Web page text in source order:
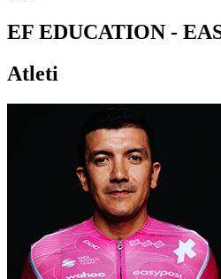
EF EDUCATION -
Atleti